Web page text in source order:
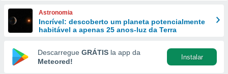
e
forma
digital
Astronomia
Incrível: descoberto um planeta potencialmente
habitável a apenas 25 anos-luz da Terra
Descarregue GRÁTIS la app da
Meteored!
Instalar